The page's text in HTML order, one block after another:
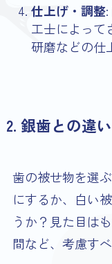
仕上げ・調整:
工士によって
研磨などの仕
2. 銀歯との違い
歯の被せ物を選
にするか、白い
うか？見た目は
間など、考慮す